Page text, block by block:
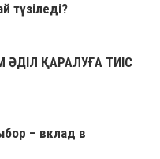
түзіледі?
ҚАРАЛУҒА ТИІС
– вклад в